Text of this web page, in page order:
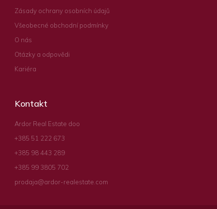
Zásady ochrany osobních údajů
Všeobecné obchodní podmínky
O nás
Otázky a odpovědi
Kariéra
Kontakt
Ardor Real Estate doo
+385 51 222 673
+385 98 443 289
+385 99 3805 702
prodaja@ardor-realestate.com